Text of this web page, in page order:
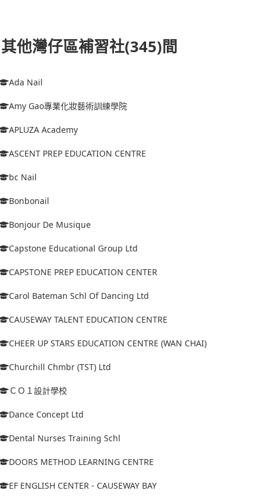
其他灣仔區補習社(345)間
Ada Nail
Amy Gao專業化妝藝術訓練學院
APLUZA Academy
ASCENT PREP EDUCATION CENTRE
bc Nail
Bonbonail
Bonjour De Musique
Capstone Educational Group Ltd
CAPSTONE PREP EDUCATION CENTER
Carol Bateman Schl Of Dancing Ltd
CAUSEWAY TALENT EDUCATION CENTRE
CHEER UP STARS EDUCATION CENTRE (WAN CHAI)
Churchill Chmbr (TST) Ltd
ＣＯ１設計學校
Dance Concept Ltd
Dental Nurses Training Schl
DOORS METHOD LEARNING CENTRE
EF ENGLISH CENTER - CAUSEWAY BAY